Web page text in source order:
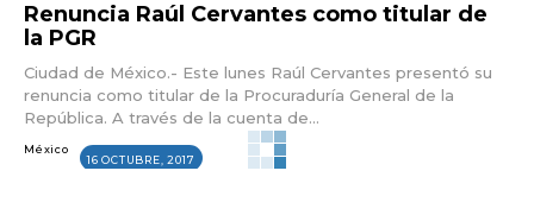
Renuncia Raúl Cervantes como titular de
la PGR
Ciudad de México.- Este lunes Raúl Cervantes presentó su
renuncia como titular de la Procuraduría General de la
República. A través de la cuenta de...
México
16 OCTUBRE, 2017